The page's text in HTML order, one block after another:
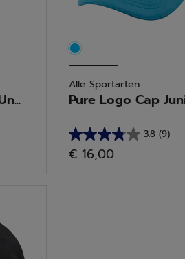
Alle Sportarten
Pure Logo Cap
3.8 (9)
3.8
von
€ 16,00